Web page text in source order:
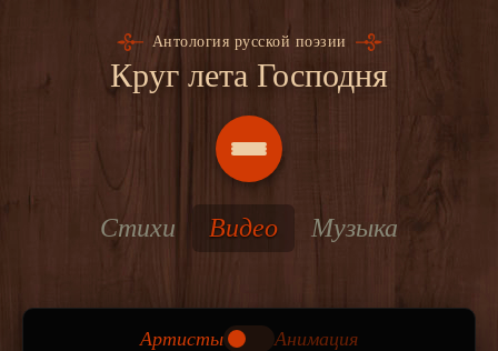
Антология русской поэзии
Круг лета Господня
Стихи Видео Музыка
Артисты Анимация